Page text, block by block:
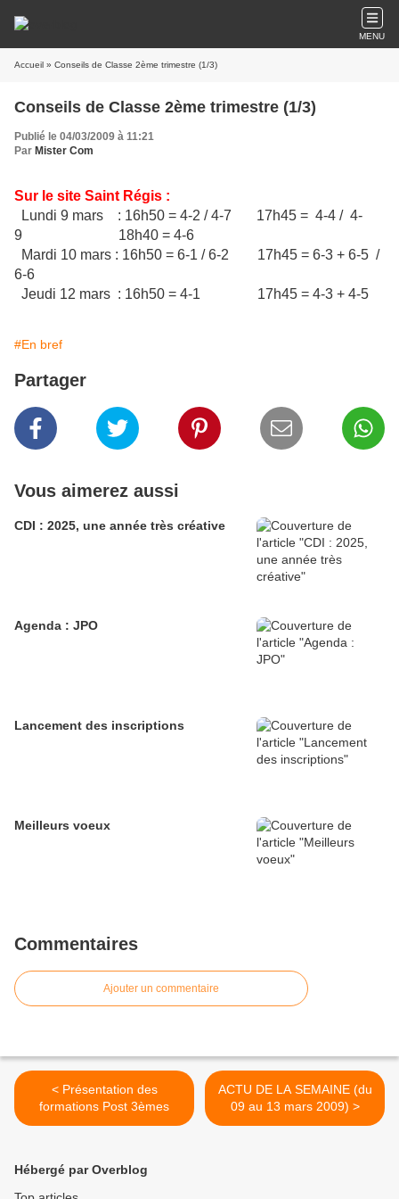
MENU
Accueil » Conseils de Classe 2ème trimestre (1/3)
Conseils de Classe 2ème trimestre (1/3)
Publié le 04/03/2009 à 11:21
Par Mister Com
Sur le site Saint Régis :
Lundi 9 mars : 16h50 = 4-2 / 4-7 17h45 = 4-4 / 4-
9 18h40 = 4-6
Mardi 10 mars : 16h50 = 6-1 / 6-2 17h45 = 6-3 + 6-5 /
6-6
Jeudi 12 mars : 16h50 = 4-1 17h45 = 4-3 + 4-5
#En bref
Partager
Vous aimerez aussi
CDI : 2025, une année très créative
Agenda : JPO
Lancement des inscriptions
Meilleurs voeux
Commentaires
Ajouter un commentaire
< Présentation des
formations Post 3èmes
ACTU DE LA SEMAINE (du
09 au 13 mars 2009) >
Hébergé par Overblog